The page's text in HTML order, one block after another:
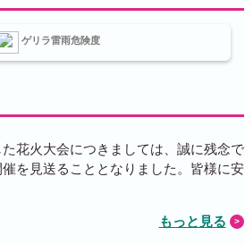
ゲリラ雷雨危険度
花火大会につきましては、誠に残念で
を見送ることとなりました。皆様に安
もっと見る